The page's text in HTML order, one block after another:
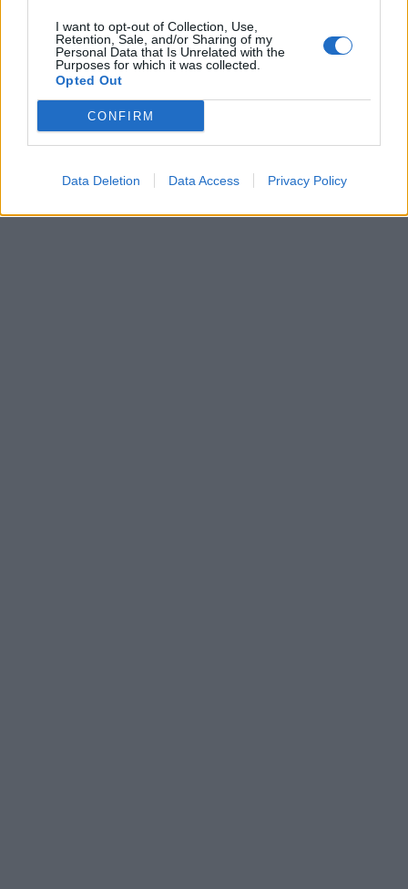
I want to opt-out of Collection, Use,
Retention, Sale, and/or Sharing of my
Personal Data that Is Unrelated with the
Purposes for which it was collected.
Opted Out
CONFIRM
Data Deletion Data Access Privacy Policy